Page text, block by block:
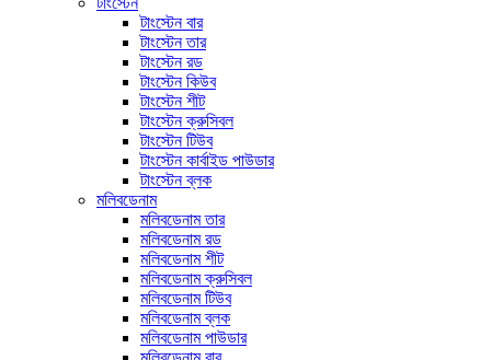
টাংস্টেন বার
টাংস্টেন তার
টাংস্টেন রড
টাংস্টেন কিউব
টাংস্টেন শীট
টাংস্টেন ক্রুসিবল
টাংস্টেন টিউব
টাংস্টেন কার্বাইড পাউডার
টাংস্টেন ব্লক
মলিবডেনাম
মলিবডেনাম তার
মলিবডেনাম রড
মলিবডেনাম শীট
মলিবডেনাম ক্রুসিবল
মলিবডেনাম টিউব
মলিবডেনাম ব্লক
মলিবডেনাম পাউডার